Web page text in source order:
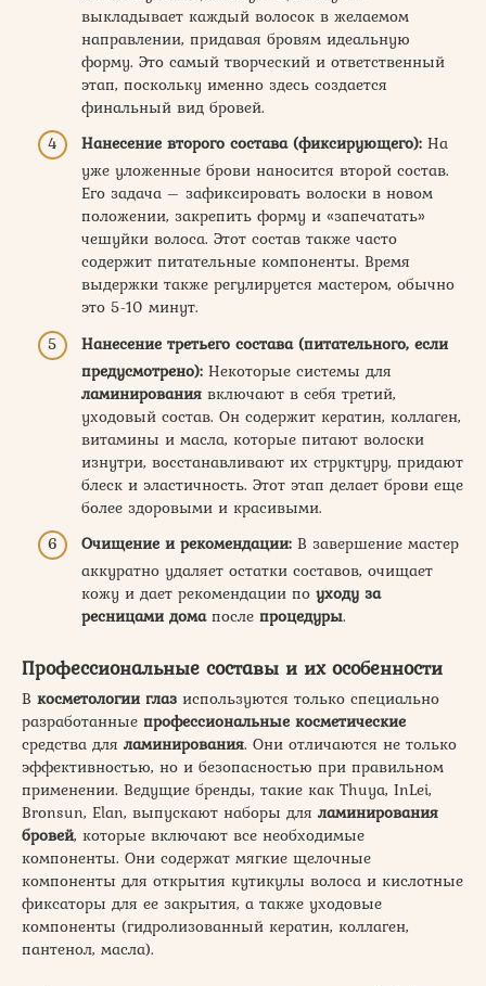
выкладывает каждый волосок в желаемом
направлении, придавая бровям идеальную
форму. Это самый творческий и ответственный
этап, поскольку именно здесь создается
финальный вид бровей.
Нанесение второго состава (фиксирующего): На
уже уложенные брови наносится второй состав.
Его задача – зафиксировать волоски в новом
положении, закрепить форму и «запечатать»
чешуйки волоса. Этот состав также часто
содержит питательные компоненты. Время
выдержки также регулируется мастером, обычно
это 5-10 минут.
Нанесение третьего состава (питательного, если
предусмотрено): Некоторые системы для
ламинирования включают в себя третий,
уходовый состав. Он содержит кератин, коллаген,
витамины и масла, которые питают волоски
изнутри, восстанавливают их структуру, придают
блеск и эластичность. Этот этап делает брови еще
более здоровыми и красивыми.
Очищение и рекомендации: В завершение мастер
аккуратно удаляет остатки составов, очищает
кожу и дает рекомендации по уходу за
ресницами домапосле процедуры.
Профессиональные составы и их особенности
В косметологии глаз используются только специально
разработанные профессиональные косметические
средства для ламинирования. Они отличаются не только
эффективностью, но и безопасностью при правильном
применении. Ведущие бренды, такие как Thuya, InLei,
Bronsun, Elan, выпускают наборы для ламинирования
бровей, которые включают все необходимые
компоненты. Они содержат мягкие щелочные
компоненты для открытия кутикулы волоса и кислотные
фиксаторы для ее закрытия, а также уходовые
компоненты (гидролизованный кератин, коллаген,
пантенол, масла).